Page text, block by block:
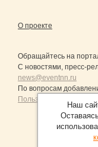
О проекте
Обращайтесь на
С новостями, пресс-
news@eventnn.ru
По вопросам
Пользовательское
Наш